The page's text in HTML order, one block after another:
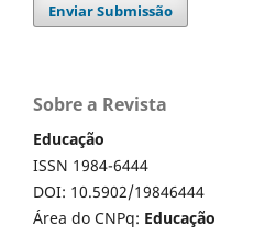
Enviar Submissão
Sobre a Revista
Educação
ISSN 1984-6444
DOI: 10.5902/19846444
Área do CNPq: Educação